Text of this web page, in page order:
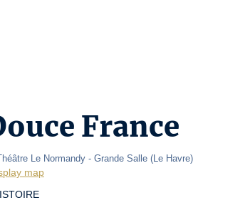
France
Le Normandy - Grande Salle (Le Havre)
map